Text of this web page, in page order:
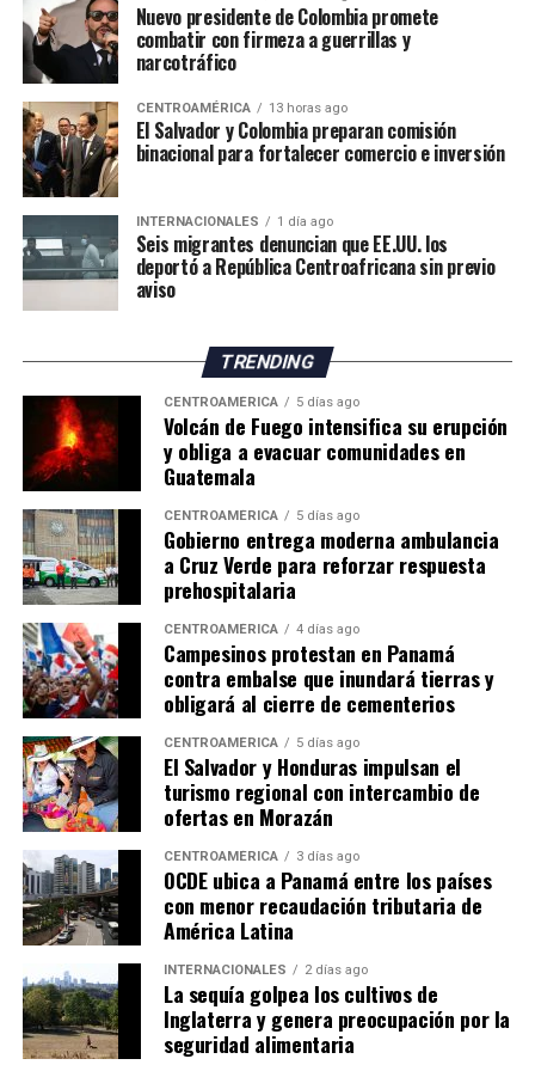
consultas realizadas por EFE sobre las denuncias de los
seis migrantes.
varias olas de calor desde mayo y una sucesión de
eventos meteorológicos extremos durante los últimos
años.
A sus 62 años, Pawsey reconoce la incertidumbre que
enfrenta el sector agrícola ante las nuevas condiciones
climáticas. Sin embargo, considera que los productores
deberán adaptar sus métodos de trabajo y buscar nuevas
oportunidades para mantener la actividad frente al
cambio climático.
El impacto de la sequía pone de manifiesto los desafíos
que enfrenta la agricultura británica, tanto por la
reducción de los rendimientos como por los posibles
efectos sobre los precios y el suministro de productos
agrícolas en los próximos meses.
Nuevo presidente de Colombia promete
combatir con firmeza a guerrillas y
narcotráfico
CENTROAMÉRICA 13 horas ago
El Salvador y Colombia preparan comisión
binacional para fortalecer comercio e inversión
INTERNACIONALES 1 día ago
Seis migrantes denuncian que EE.UU. los
deportó a República Centroafricana sin previo
aviso
TRENDING
CENTROAMÉRICA 5 días ago
Volcán de Fuego intensifica su erupción
y obliga a evacuar comunidades en
Guatemala
CENTROAMÉRICA 5 días ago
Gobierno entrega moderna ambulancia
a Cruz Verde para reforzar respuesta
prehospitalaria
CENTROAMÉRICA 4 días ago
Campesinos protestan en Panamá
contra embalse que inundará tierras y
obligará al cierre de cementerios
CENTROAMÉRICA 5 días ago
El Salvador y Honduras impulsan el
turismo regional con intercambio de
ofertas en Morazán
CENTROAMÉRICA 3 días ago
OCDE ubica a Panamá entre los países
con menor recaudación tributaria de
América Latina
INTERNACIONALES 2 días ago
La sequía golpea los cultivos de
Inglaterra y genera preocupación por la
seguridad alimentaria